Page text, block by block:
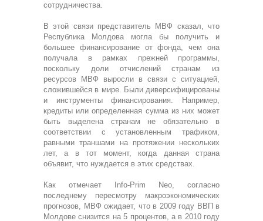
сотрудничества.
В этой связи представитель МВФ сказал, что
Республика Молдова могла бы получить и
большее финансирование от фонда, чем она
получала в рамках прежней программы,
поскольку доли отчислений странам из
ресурсов МВФ выросли в связи с ситуацией,
сложившейся в мире. Были диверсифицированы
и инструменты финансирования. Например,
кредиты или определенная сумма из них может
быть выделена странам не обязательно в
соответствии с установленным трафиком,
равными траншами на протяжении нескольких
лет, а в тот момент, когда данная страна
объявит, что нуждается в этих средствах.
Как отмечает Info-Prim Neo, согласно
последнему пересмотру макроэкономических
прогнозов, МВФ ожидает, что в 2009 году ВВП в
Молдове снизится на 5 процентов, а в 2010 году